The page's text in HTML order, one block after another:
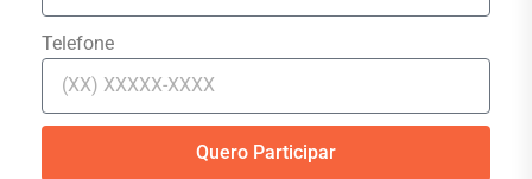
Telefone
Quero Participar